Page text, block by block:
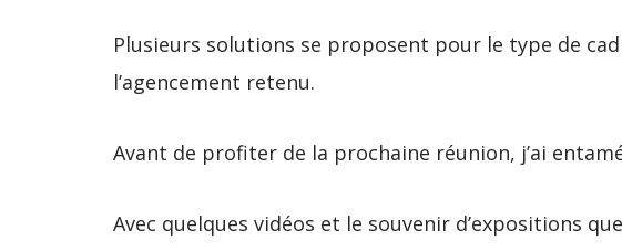
Plusieurs solutions se proposent pour le type de
l’agencement retenu.
Avant de profiter de la prochaine réunion, j’ai
Avec quelques vidéos et le souvenir d’expositions